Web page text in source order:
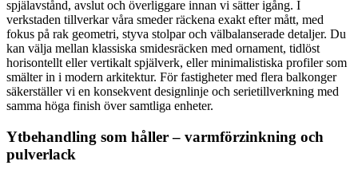
spjälavstånd, avslut och överliggare innan vi sätter igång. I
verkstaden tillverkar våra smeder räckena exakt efter mått, med
fokus på rak geometri, styva stolpar och välbalanserade detaljer. Du
kan välja mellan klassiska smidesräcken med ornament, tidlöst
horisontellt eller vertikalt spjälverk, eller minimalistiska profiler som
smälter in i modern arkitektur. För fastigheter med flera balkonger
säkerställer vi en konsekvent designlinje och serietillverkning med
samma höga finish över samtliga enheter.
Ytbehandling som håller – varmförzinkning och
pulverlack